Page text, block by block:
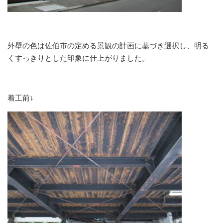
外壁の色は佐伯市の定める景観の計画に基づき選択し、明る
くすっきりとした印象に仕上がりました。
着工前↓